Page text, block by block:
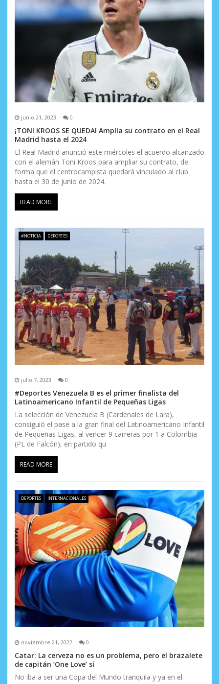
n
t
d
a
s junio 21, 2023 0
¡TONI KROOS SE QUEDA! Amplía su contrato en el Real
Madrid hasta el 2024
El Real Madrid anunció este miércoles el acuerdo alcanzado
con el alemán Toni Kroos para ampliar su contrato, de
forma que el centrocampista quedará vinculado al club
hasta el 30 de junio de 2024.
READ MORE
#NOTICIA DEPORTES
julio 7, 2023 0
#Deportes Venezuela B es el primer finalista del
Latinoamericano Infantil de Pequeñas Ligas
La selección de Venezuela B (Cardenales de Lara),
consiguió el pase a la gran final del Latinoamericano Infantil
de Pequeñas Ligas, al vencer 9 carreras por 1 a Colombia
(PL de Falcón), en partido qu
READ MORE
DEPORTES INTERNACIONALES
noviembre 21, 2022 0
Catar: La cerveza no es un problema, pero el brazalete
de capitán ‘One Love’ sí
No iba a ser una Copa del Mundo tranquila y ya en el